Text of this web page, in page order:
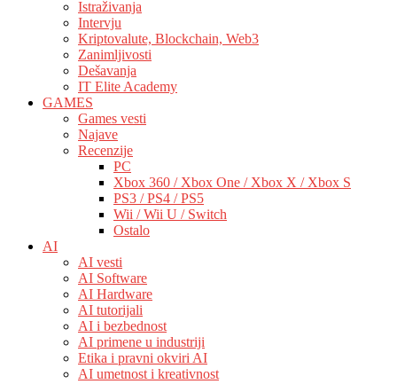
Istraživanja
Intervju
Kriptovalute, Blockchain, Web3
Zanimljivosti
Dešavanja
IT Elite Academy
GAMES
Games vesti
Najave
Recenzije
PC
Xbox 360 / Xbox One / Xbox X / Xbox S
PS3 / PS4 / PS5
Wii / Wii U / Switch
Ostalo
AI
AI vesti
AI Software
AI Hardware
AI tutorijali
AI i bezbednost
AI primene u industriji
Etika i pravni okviri AI
AI umetnost i kreativnost